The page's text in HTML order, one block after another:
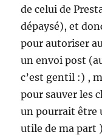
de celui de
dépaysé), et
pour autoriser
un envoi post
c’est gentil :) ,
pour sauver les
un pourrait être
utile de ma part